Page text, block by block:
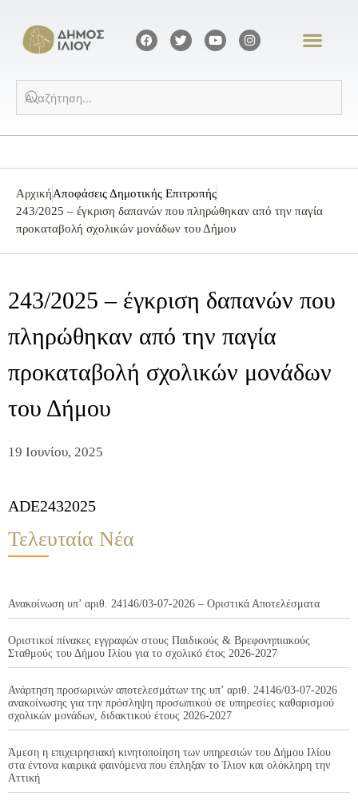
ΑρχικήΑποφάσεις Δημοτικής Επιτροπής
243/2025 – έγκριση δαπανών που πληρώθηκαν από την παγία
προκαταβολή σχολικών μονάδων του Δήμου
243/2025 – έγκριση δαπανών που
πληρώθηκαν από την παγία
προκαταβολή σχολικών μονάδων
του Δήμου
19 Ιουνίου, 2025
ADE2432025
Τελευταία Νέα
Ανακοίνωση υπ’ αριθ. 24146/03-07-2026 – Οριστικά Αποτελέσματα
Οριστικοί πίνακες εγγραφών στους Παιδικούς & Βρεφονηπιακούς
Σταθμούς του Δήμου Ιλίου για το σχολικό έτος 2026-2027
Ανάρτηση προσωρινών αποτελεσμάτων της υπ’ αριθ. 24146/03-07-2026
ανακοίνωσης για την πρόσληψη προσωπικού σε υπηρεσίες καθαρισμού
σχολικών μονάδων, διδακτικού έτους 2026-2027
Άμεση η επιχειρησιακή κινητοποίηση των υπηρεσιών του Δήμου Ιλίου
στα έντονα καιρικά φαινόμενα που έπληξαν το Ίλιον και ολόκληρη την
Αττική